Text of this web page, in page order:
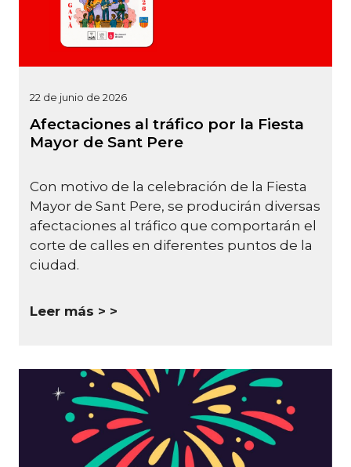
22 de junio de 2026
Afectaciones al tráfico por la Fiesta
Mayor de Sant Pere
Con motivo de la celebración de la Fiesta
Mayor de Sant Pere, se producirán diversas
afectaciones al tráfico que comportarán el
corte de calles en diferentes puntos de la
ciudad.
Leer más >